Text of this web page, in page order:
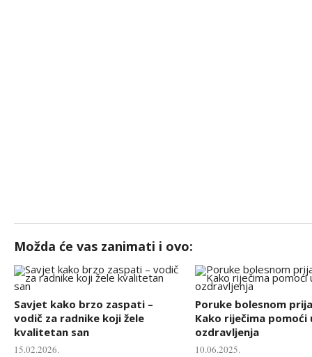
Možda će vas zanimati i ovo:
Savjet kako brzo zaspati –
vodič za radnike koji žele
kvalitetan san
15.02.2026.
Poruke bolesnom
Kako riječima pomoći
ozdravljenja
10.06.2025.